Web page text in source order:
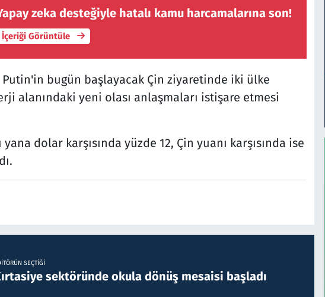
zeka desteğiyle hatalı kamu harcamalarına son!
İçeriği Görüntüle
Putin'in bugün başlayacak Çin ziyaretinde iki ülke
alanındaki yeni olası anlaşmaları istişare etmesi
dolar karşısında yüzde 12, Çin yuanı karşısında ise
SEÇTIĞI
sektöründe okula dönüş mesaisi başladı